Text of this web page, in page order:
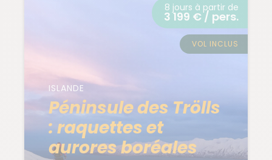
ISLANDE
Péninsule des Trölls
: raquettes et
aurores boréales
8 jours à partir de
3 199 € / pers.
VOL INCLUS